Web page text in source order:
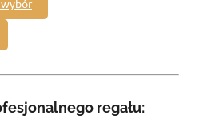
regału: